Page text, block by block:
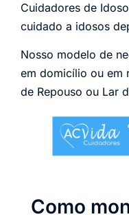
Cuidadores de
cuidado a idosos
Nosso modelo de
em domicílio ou em
de Repouso ou Lar
Como